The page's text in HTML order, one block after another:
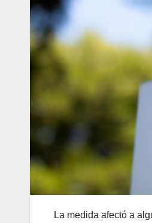
La medida afectó a